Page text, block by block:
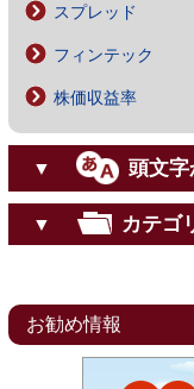
スプレッド
フィンテック
株価収益率
▼ 頭文
▼ カテゴ
お勧め情報